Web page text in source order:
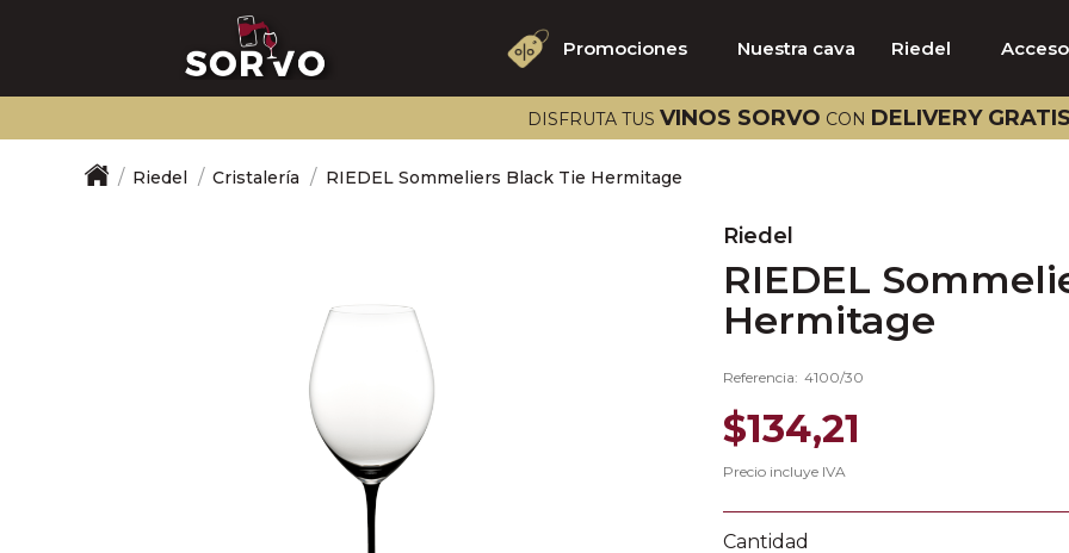
Promociones Nuestra cava Riedel
DISFRUTA TUS VINOS SORVO CON DELIVERY
Riedel Cristalería RIEDEL Sommeliers Black Tie Hermitage
Riedel
RIEDEL
Hermitage
Referencia: 4100/30
$134,21
Precio incluye IVA
Cantidad
TÉRMINOS MÁS BUSCADOS
bramare
pazo barrantes
pago capellanes